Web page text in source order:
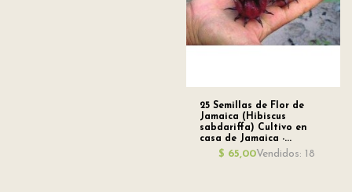
25 Semillas de Flor de
Jamaica (Hibiscus
sabdariffa) Cultivo en
casa de Jamaica -...
$ 65,00Vendidos: 18